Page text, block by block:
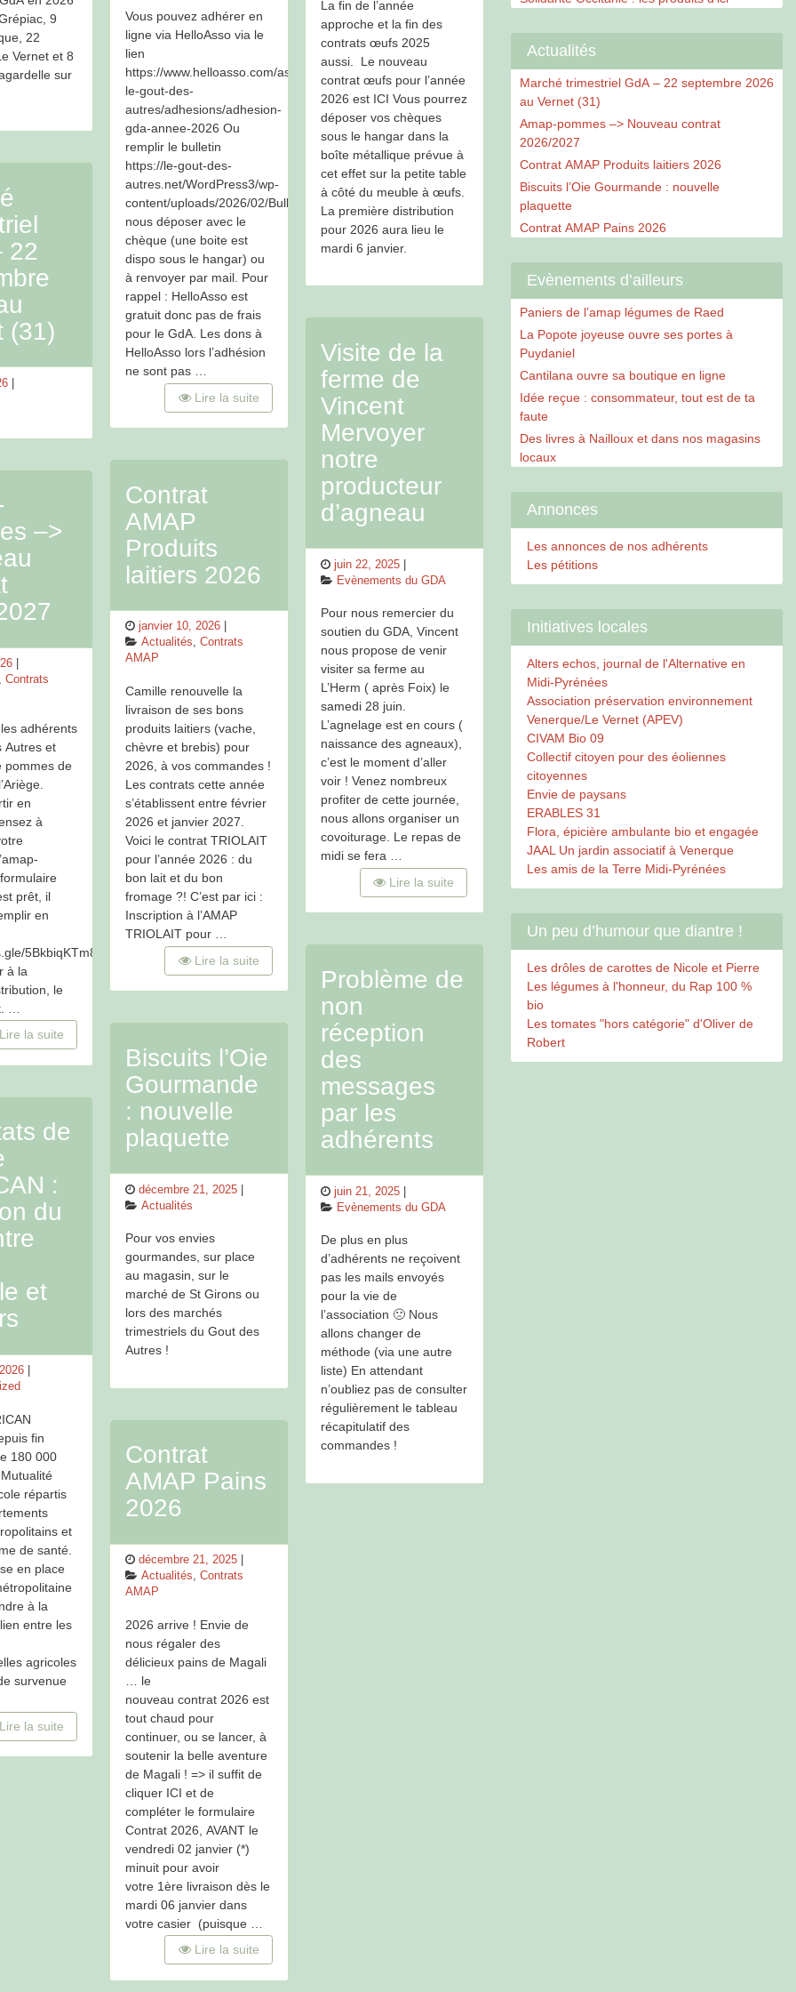
9
22
Vernet et 8
sur
22
(31)
–>
, Contrats
adhérents
Autres et
pommes de
en
à
prêt, il
en
5BkbiqKTm8rhH96K9
à la
le
…
Lire la suite
de
:
du
et
fin
180 000
répartis
et
de santé.
en place
à la
entre les
agricoles
survenue
Lire la suite
Vous pouvez adhérer en
ligne via HelloAsso via le
lien
https://www.helloasso.com/associations/association-
le-gout-des-
autres/adhesions/adhesion-
gda-annee-2026 Ou
remplir le bulletin
https://le-gout-des-
autres.net/WordPress3/wp-
content/uploads/2026/02/Bulletin_adhesion_GDA_2026.pdfA
nous déposer avec le
chèque (une boite est
dispo sous le hangar) ou
à renvoyer par mail. Pour
rappel : HelloAsso est
gratuit donc pas de frais
pour le GdA. Les dons à
HelloAsso lors l’adhésion
ne sont pas …
Lire la suite
Contrat
AMAP
Produits
laitiers 2026
Posted
on
janvier 10, 2026
Categories
Actualités,Contrats
AMAP
Camille renouvelle la
livraison de ses bons
produits laitiers (vache,
chèvre et brebis) pour
2026, à vos commandes !
Les contrats cette année
s’établissent entre février
2026 et janvier 2027.
Voici le contrat TRIOLAIT
pour l’année 2026 : du
bon lait et du bon
fromage ?! C’est par ici :
Inscription à l’AMAP
TRIOLAIT pour …
Lire la suite
Biscuits l’Oie
Gourmande
: nouvelle
plaquette
Posted
on
décembre 21, 2025
Categories
Actualités
Pour vos envies
gourmandes, sur place
au magasin, sur le
marché de St Girons ou
lors des marchés
trimestriels du Gout des
Autres !
Contrat
AMAP Pains
2026
Posted
on
décembre 21, 2025
Categories
Actualités,Contrats
AMAP
2026 arrive ! Envie de
nous régaler des
délicieux pains de Magali
… le
nouveau contrat 2026 est
tout chaud pour
continuer, ou se lancer, à
soutenir la belle aventure
de Magali ! => il suffit de
cliquer ICI et de
compléter le formulaire
Contrat 2026, AVANT le
vendredi 02 janvier (*)
minuit pour avoir
votre 1ère livraison dès le
mardi 06 janvier dans
votre casier (puisque …
Lire la suite
La fin de l’année
approche et la fin des
contrats œufs 2025
aussi. Le nouveau
contrat œufs pour l’année
2026 est ICI Vous pourrez
déposer vos chèques
sous le hangar dans la
boîte métallique prévue à
cet effet sur la petite table
à côté du meuble à œufs.
La première distribution
pour 2026 aura lieu le
mardi 6 janvier.
Visite de la
ferme de
Vincent
Mervoyer
notre
producteur
d’agneau
Posted
on
juin 22, 2025
Categories
Evènements du GDA
Pour nous remercier du
soutien du GDA, Vincent
nous propose de venir
visiter sa ferme au
L’Herm ( après Foix) le
samedi 28 juin.
L’agnelage est en cours (
naissance des agneaux),
c’est le moment d’aller
voir ! Venez nombreux
profiter de cette journée,
nous allons organiser un
covoiturage. Le repas de
midi se fera …
Lire la suite
Problème de
non
réception
des
messages
par les
adhérents
Posted
on
juin 21, 2025
Categories
Evènements du GDA
De plus en plus
d’adhérents ne reçoivent
pas les mails envoyés
pour la vie de
l’association 🙁 Nous
allons changer de
méthode (via une autre
liste) En attendant
n’oubliez pas de consulter
régulièrement le tableau
récapitulatif des
commandes !
Actualités
Marché trimestriel GdA – 22 septembre 2026
au Vernet (31)
Amap-pommes –> Nouveau contrat
2026/2027
Contrat AMAP Produits laitiers 2026
Biscuits l’Oie Gourmande : nouvelle
plaquette
Contrat AMAP Pains 2026
Evènements d’ailleurs
Paniers de l’amap légumes de Raed
La Popote joyeuse ouvre ses portes à
Puydaniel
Cantilana ouvre sa boutique en ligne
Idée reçue : consommateur, tout est de ta
faute
Des livres à Nailloux et dans nos magasins
locaux
Annonces
Les annonces de nos adhérents
Les pétitions
Initiatives locales
Alters echos, journal de l'Alternative en
Midi-Pyrénées
Association préservation environnement
Venerque/Le Vernet (APEV)
CIVAM Bio 09
Collectif citoyen pour des éoliennes
citoyennes
Envie de paysans
ERABLES 31
Flora, épicière ambulante bio et engagée
JAAL Un jardin associatif à Venerque
Les amis de la Terre Midi-Pyrénées
Un peu d’humour que diantre !
Les drôles de carottes de Nicole et Pierre
Les légumes à l'honneur, du Rap 100 %
bio
Les tomates "hors catégorie" d'Oliver de
Robert